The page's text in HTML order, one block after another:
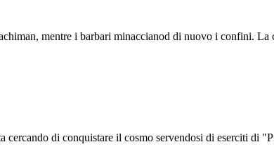
mentre i barbari minaccianod di nuovo i confini. La
di conquistare il cosmo servendosi di eserciti di